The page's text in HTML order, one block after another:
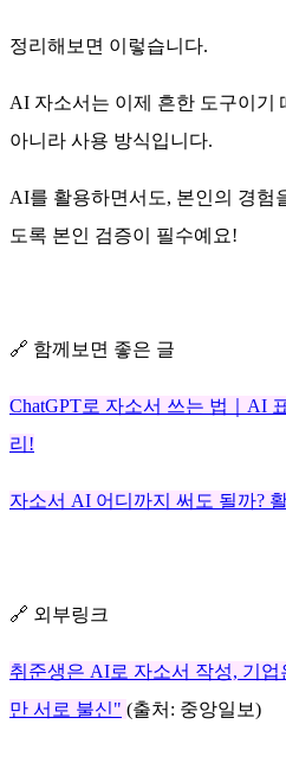
정리해보면 이렇습니다.
AI 자소서는 이제 흔한 도구이기
아니라 사용 방식입니다.
AI를 활용하면서도, 본인의 경험
도록 본인 검증이 필수예요!
🔗 함께보면 좋은 글
ChatGPT로 자소서 쓰는 법｜AI
리!
자소서 AI 어디까지 써도 될까?
🔗 외부링크
취준생은 AI로 자소서 작성, 기
만 서로 불신" (출처: 중앙일보)